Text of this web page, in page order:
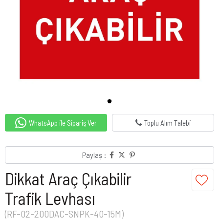
WhatsApp ile Sipariş Ver Toplu Alım Talebi
Paylaş :
Dikkat Araç Çıkabilir
Trafik Levhası
(RF-02-200DAC-SNPK-40-15M)